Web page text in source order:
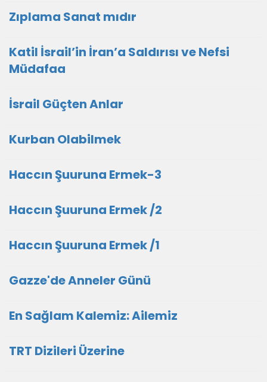
Zıplama Sanat mıdır
Katil İsrail’in İran’a Saldırısı ve Nefsi
Müdafaa
İsrail Güçten Anlar
Kurban Olabilmek
Haccın Şuuruna Ermek-3
Haccın Şuuruna Ermek /2
Haccın Şuuruna Ermek /1
Gazze'de Anneler Günü
En Sağlam Kalemiz: Ailemiz
TRT Dizileri Üzerine